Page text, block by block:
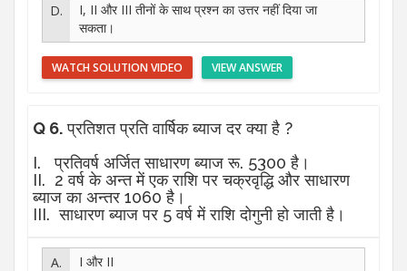
I, II और III तीनों के साथ प्रश्न का उत्तर नहीं दिया जा
सकता।
VIEW ANSWER
WATCH SOLUTION VIDEO
Q 6.प्रतिशत प्रति वार्षिक ब्याज दर क्या है ?
I. प्रतिवर्ष अर्जित साधारण ब्याज रू. 5300 है।
II. 2 वर्ष के अन्त में एक राशि पर चक्रवृद्धि और साधारण
ब्याज का अन्तर 1060 है।
III. साधारण ब्याज पर 5 वर्ष में राशि दोगुनी हो जाती है।
I और II